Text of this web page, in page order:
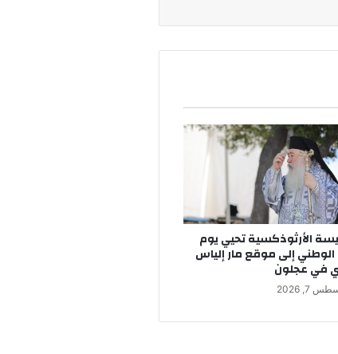
الأرثوذكسية تحيي يوم
الوطني إلى موقع مار إلياس
في عجلون
7, 2026